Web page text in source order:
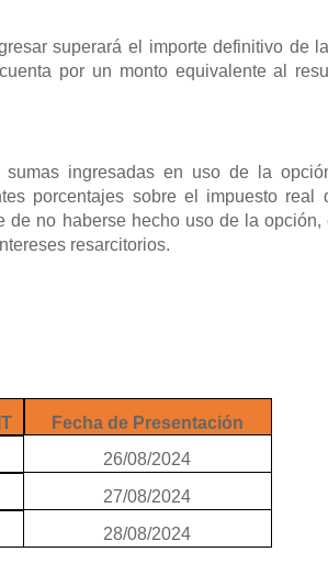
superará el importe definitivo de
por un monto equivalente al
sumas ingresadas en uso de la
porcentajes sobre el impuesto real
de no haberse hecho uso de la opción,
resarcitorios.
Fecha de Presentación
26/08/2024
27/08/2024
28/08/2024